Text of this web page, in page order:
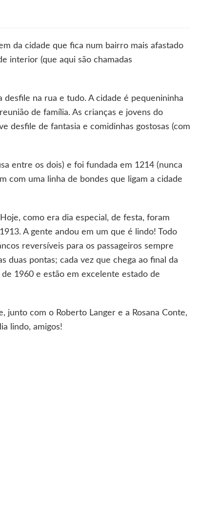
da cidade que fica num bairro mais afastado
interior (que aqui são chamadas
na rua e tudo. A cidade é pequenininha
de família. As crianças e jovens do
desfile de fantasia e comidinhas gostosas (com
entre os dois) e foi fundada em 1214 (nunca
com uma linha de bondes que ligam a cidade
como era dia especial, de festa, foram
A gente andou em um que é lindo! Todo
reversíveis para os passageiros sempre
duas pontas; cada vez que chega ao final da
1960 e estão em excelente estado de
junto com o Roberto Langer e a Rosana Conte,
lindo, amigos!